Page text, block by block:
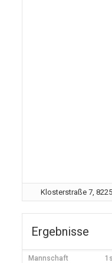
Klosterstraße 7,
Ergebnisse
Mannschaft